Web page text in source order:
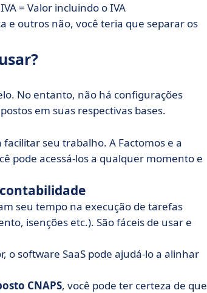
= Valor incluindo o IVA
e outros não, você teria que separar os
No entanto, não há configurações
em suas respectivas bases.
seu trabalho. A Factomos e a
pode acessá-los a qualquer momento e
seu tempo na execução de tarefas
isenções etc.). São fáceis de usar e
o software SaaS pode ajudá-lo a alinhar
CNAPS, você pode ter certeza de que